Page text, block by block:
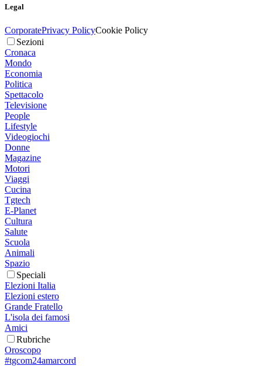
Legal
CorporatePrivacy PolicyCookie Policy
Sezioni
Cronaca
Mondo
Economia
Politica
Spettacolo
Televisione
People
Lifestyle
Videogiochi
Donne
Magazine
Motori
Viaggi
Cucina
Tgtech
E-Planet
Cultura
Salute
Scuola
Animali
Spazio
Speciali
Elezioni Italia
Elezioni estero
Grande Fratello
L'isola dei famosi
Amici
Rubriche
Oroscopo
#tgcom24amarcord